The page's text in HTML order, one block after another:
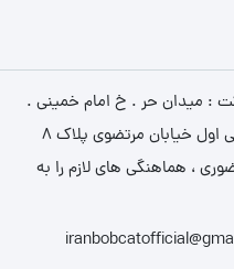
: میدان حر . خ امام خمینی .
خیابان کمالی . خیابان اسکندری جنوبی اول خیابان مرتضوی پلاک 8
، هماهنگی های لازم را به